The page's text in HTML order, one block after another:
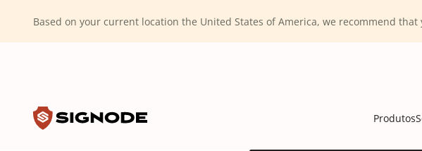
Based on your current location the United States of America, we recommend
Produtos